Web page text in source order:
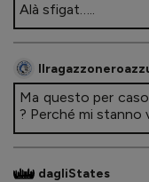
Alà sfigat…..
Ma questo per
? Perché mi stanno
dagliStates